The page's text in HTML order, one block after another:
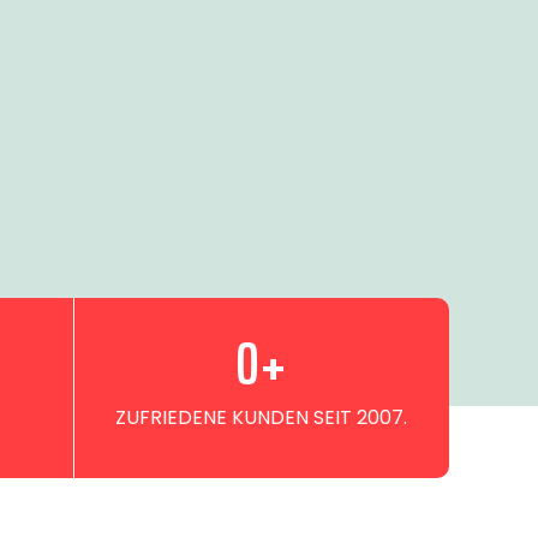
ZUFRIEDENE KUNDEN SEIT 2007.
0+